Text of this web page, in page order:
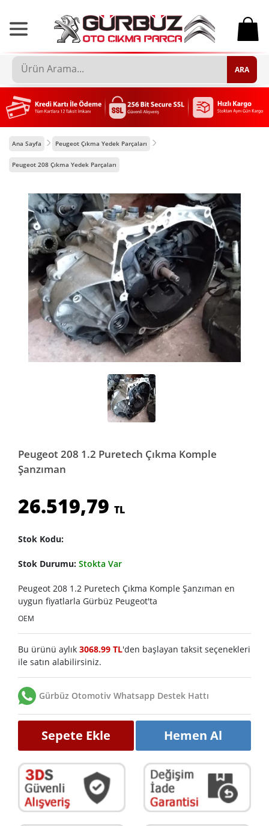
0
ARA
Ana Sayfa Peugeot Çıkma Yedek Parçaları
Peugeot 208 Çıkma Yedek Parçaları
Peugeot 208 1.2 Puretech Çıkma Komple
Şanzıman
26.519,79 TL
Stok Kodu:
Stok Durumu: Stokta Var
Peugeot 208 1.2 Puretech Çıkma Komple Şanzıman en
uygun fiyatlarla Gürbüz Peugeot'ta
OEM
Bu ürünü aylık 3068.99 TL'den başlayan taksit seçenekleri
ile satın alabilirsiniz.
Gürbüz Otomotiv Whatsapp Destek Hattı
Sepete Ekle Hemen Al